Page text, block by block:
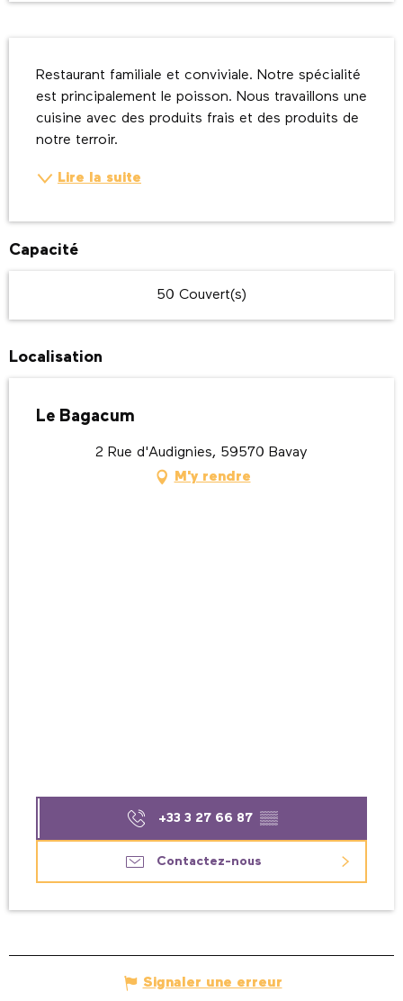
Restaurant familiale et conviviale. Notre spécialité
est principalement le poisson. Nous travaillons une
cuisine avec des produits frais et des produits de
notre terroir.
Lire la suite
Capacité
50 Couvert(s)
Localisation
Le Bagacum
2 Rue d'Audignies, 59570 Bavay
M'y rendre
+33 3 27 66 87 ▒▒
Contactez-nous
Signaler une erreur